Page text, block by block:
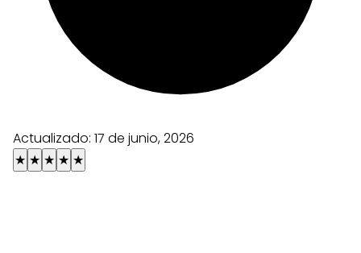
Actualizado: 17 de junio, 2026
★ ★ ★ ★ ★